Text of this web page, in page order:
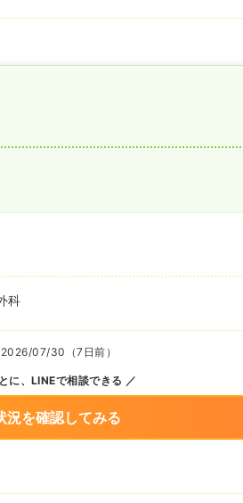
科
2026/07/30（7日前）
に、LINEで相談できる
況を確認してみる